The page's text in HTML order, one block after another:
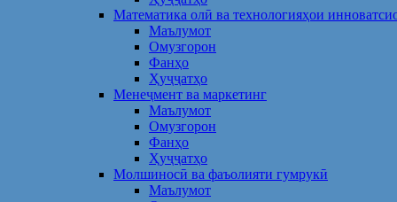
Математика олӣ ва технологияҳои
Маълумот
Омузгорон
Фанҳо
Ҳуҷҷатҳо
Менеҷмент ва маркетинг
Маълумот
Омузгорон
Фанҳо
Ҳуҷҷатҳо
Молшиносӣ ва фаъолияти гумрукӣ
Маълумот